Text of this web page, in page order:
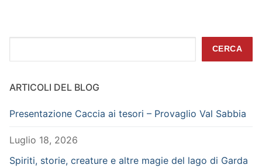
CERCA
ARTICOLI DEL BLOG
Presentazione Caccia ai tesori – Provaglio Val Sabbia
Luglio 18, 2026
Spiriti, storie, creature e altre magie del lago di Garda